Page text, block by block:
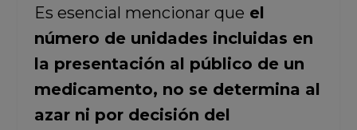
Es esencial mencionar que el
número de unidades incluidas en
la presentación al público de un
medicamento, no se determina al
azar ni por decisión del